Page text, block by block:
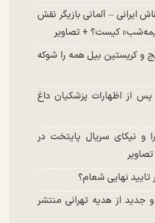
ایرانی – آلمانی بازیگر نقش
کیست؟ + تصاویر
و کریستین بیل همه را شوکه
از اظهارات پزشکیان داغ
و نیکای سریال پایتخت در
تایید نهایی شعام؟
جدید از هدیه تهرانی منتشر